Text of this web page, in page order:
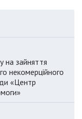
некомерційного